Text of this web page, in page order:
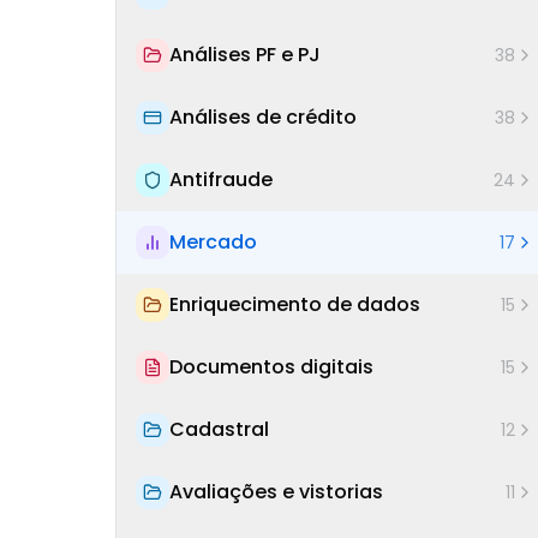
Análises PF e PJ 38
Análises de crédito 38
Antifraude 24
Mercado 17
Enriquecimento de dados 15
Documentos digitais 15
Cadastral 12
Avaliações e vistorias 11